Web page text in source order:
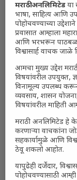
Polls
काही प्रमाणात
खूप फायदेशीर(0%, 3
मराठी अनलिमिटेड या
भाषा, साहित्य आणि
पोहोचवण्याच्या
प्रवासात आम्हाला
आणि भरभरून
विश्वासार्ह वाचक
आमचा मुख्य उद्देश
विषयांवरील उपयुक्त,
विनामूल्य उपलब्ध
व्यवसाय, शासन
विषयांवरील माहिती
मराठी अनलिमिटेड हे
करणाऱ्या वाचकांना
सहकार्यामुळे आणि
ठेवू शकलो आहोत.
यापुढेही दर्जेदार,
पोहोचवण्यासाठी